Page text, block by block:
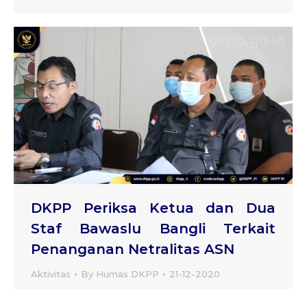
DKPP Periksa Ketua dan Dua
Staf Bawaslu Bangli Terkait
Penanganan Netralitas ASN
Aktivitas By Humas DKPP 21-12-2020